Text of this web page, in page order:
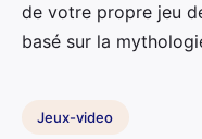
de votre propre jeu
basé sur la
Jeux-video